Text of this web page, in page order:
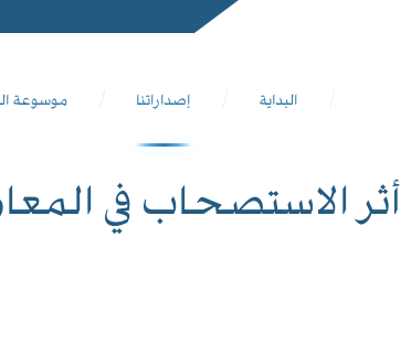
البداية إصداراتنا موسوعة
أثر الاستصحاب في